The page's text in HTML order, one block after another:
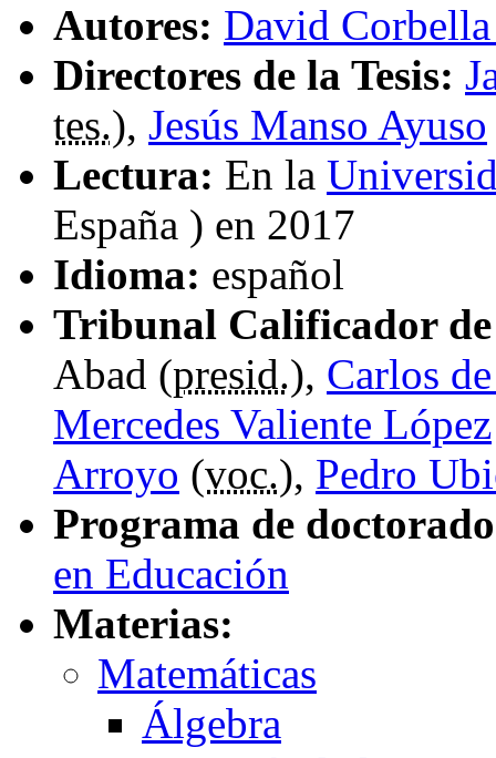
Autores: David
Directores de la Tesis:
tes.), Jesús Manso Ayuso
Lectura: En la
España ) en 2017
Idioma: español
Tribunal Calificador de
Abad (presid.), Carlos
Mercedes Valiente López
Arroyo (voc.), Pedro
Programa de
en Educación
Materias:
Matemáticas
Álgebra